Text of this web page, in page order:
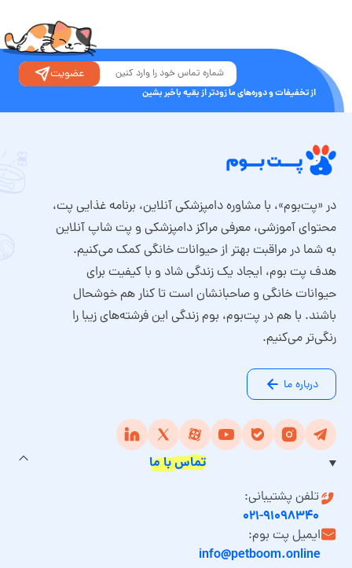
از تخفیفات و دوره‌های ما زودتر از بقیه باخبر بشین
عضویت
در «پت‌بوم»، با مشاوره دامپزشکی آنلاین، برنامه غذایی پت،
محتوای آموزشی، معرفی مراکز دامپزشکی و پت شاپ آنلاین
به شما در مراقبت بهتر از حیوانات خانگی کمک می‌کنیم.
هدف پت بوم، ایجاد یک زندگی شاد و با کیفیت برای
حیوانات خانگی و صاحبانشان است تا کنار هم خوشحال
باشند. با هم در پت‌بوم، بوم زندگی این فرشته‌های زیبا را
رنگی‌تر می‌کنیم.
درباره ما
تماس با ما
تلفن پشتیبانی:
۰۲۱-۹۱۰۹۸۳۴۰
ایمیل پت بوم:
info@petboom.online